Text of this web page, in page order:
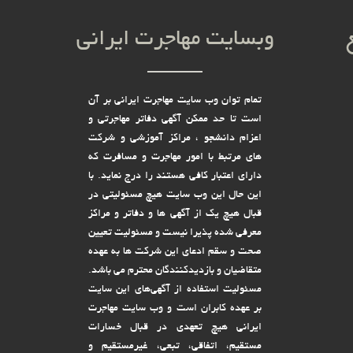
وبسایت مهاجرت ایرانی
تمام توان وب سایت مهاجرت ایرانی بر آن
است تا حد ممکن آگهی دفاتر مهاجرتی و
اعزام دانشجو ، مراکز آموزشی و شرکت
های مرتبط با امور مهاجرت و مسافرت که
دارای اعتبار کافی هستند را درج نماید. با
این حال این وب سایت هیچ مسئولیتی در
قبال هیچ یک از آگهی ها و دفاتر و مراکز
معرفی شده پذیرا نیست و مسئولیت تعیین
صحت و سقم ادعای این شرکت ها به عهده
متقاضیان و بازدیدکنندگان محترم می باشد.
مسئولیت استفاده از آگهی‌های این سایت
بر عهده کابران است و وب سایت مهاجرت
ایرانی هیچ تعهدى در قبال خسارات
مستقیم، اتفاقى، تبعى، غیرمستقیم و